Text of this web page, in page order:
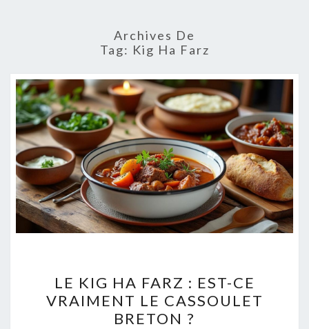
Archives De
Tag: Kig Ha Farz
KIG
HA
FARZ
LE KIG HA FARZ : EST-CE
VRAIMENT LE CASSOULET
BRETON ?